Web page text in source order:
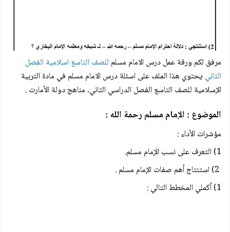
مرفق لكم ورقة عمل درس الامام مسلم للصف التاسع اسلامية الفصل
الثاني يحتوي هذا الملف على اسئلة درس الامام مسلمفي مادة التربية
الإسلامية للصف التاسع الفصل الدراسي الثاني، مناهج دولة الأمارت .
الموضوع : الإمام مسلم رحمة الله :
مؤشرات الأداء :
1) التعرف على نسب الإمام مسلم.
1) أكملي المخطط التالي :